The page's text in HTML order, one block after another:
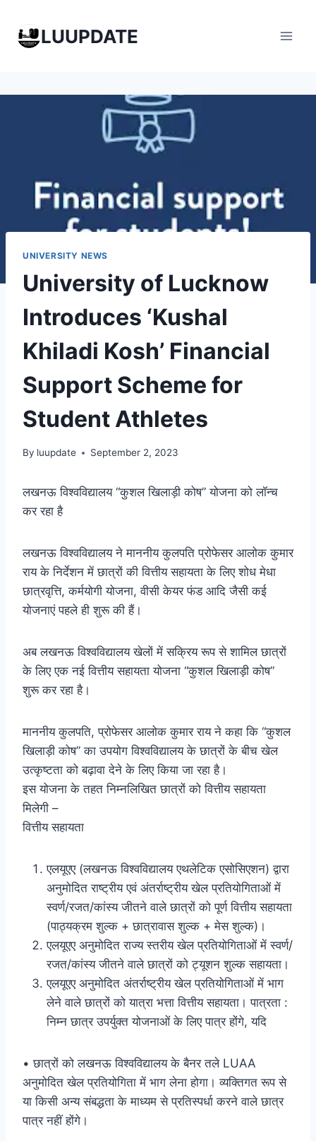
contentLUUPDATE
UNIVERSITY NEWS
University of Lucknow
Introduces ‘Kushal
Khiladi Kosh’ Financial
Support Scheme for
Student Athletes
By luupdate September 2, 2023
लखनऊ विश्वविद्यालय “कुशल खिलाड़ी कोष” योजना को लॉन्च
कर रहा है
लखनऊ विश्वविद्यालय ने माननीय कुलपति प्रोफेसर आलोक कुमार
राय के निर्देशन में छात्रों की वित्तीय सहायता के लिए शोध मेधा
छात्रवृत्ति, कर्मयोगी योजना, वीसी केयर फंड आदि जैसी कई
योजनाएं पहले ही शुरू की हैं।
अब लखनऊ विश्वविद्यालय खेलों में सक्रिय रूप से शामिल छात्रों
के लिए एक नई वित्तीय सहायता योजना “कुशल खिलाड़ी कोष”
शुरू कर रहा है।
माननीय कुलपति, प्रोफेसर आलोक कुमार राय ने कहा कि “कुशल
खिलाड़ी कोष” का उपयोग विश्वविद्यालय के छात्रों के बीच खेल
उत्कृष्टता को बढ़ावा देने के लिए किया जा रहा है।
इस योजना के तहत निम्नलिखित छात्रों को वित्तीय सहायता
मिलेगी –
वित्तीय सहायता
एलयूएए (लखनऊ विश्वविद्यालय एथलेटिक एसोसिएशन) द्वारा
अनुमोदित राष्ट्रीय एवं अंतर्राष्ट्रीय खेल प्रतियोगिताओं में
स्वर्ण/रजत/कांस्य जीतने वाले छात्रों को पूर्ण वित्तीय सहायता
(पाठ्यक्रम शुल्क + छात्रावास शुल्क + मेस शुल्क)।
एलयूएए अनुमोदित राज्य स्तरीय खेल प्रतियोगिताओं में स्वर्ण/
रजत/कांस्य जीतने वाले छात्रों को ट्यूशन शुल्क सहायता।
एलयूएए अनुमोदित अंतर्राष्ट्रीय खेल प्रतियोगिताओं में भाग
लेने वाले छात्रों को यात्रा भत्ता वित्तीय सहायता। पात्रता :
निम्न छात्र उपर्युक्त योजनाओं के लिए पात्र होंगे, यदि
• छात्रों को लखनऊ विश्वविद्यालय के बैनर तले LUAA
अनुमोदित खेल प्रतियोगिता में भाग लेना होगा। व्यक्तिगत रूप से
या किसी अन्य संबद्धता के माध्यम से प्रतिस्पर्धा करने वाले छात्र
पात्र नहीं होंगे।